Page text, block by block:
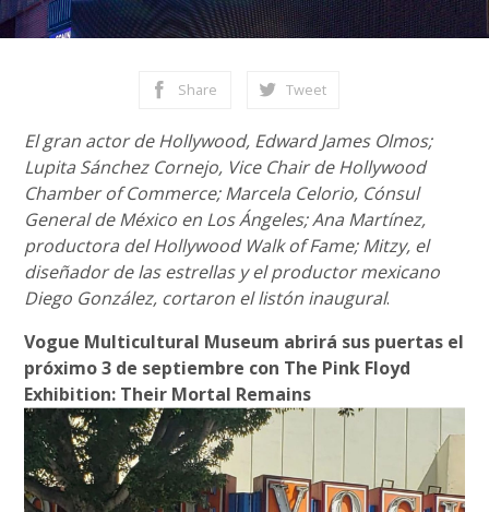
Share Tweet
El gran actor de Hollywood, Edward James Olmos;
Lupita Sánchez Cornejo, Vice Chair de Hollywood
Chamber of Commerce; Marcela Celorio, Cónsul
General de México en Los Ángeles; Ana Martínez,
productora del Hollywood Walk of Fame; Mitzy, el
diseñador de las estrellas y el productor mexicano
Diego González, cortaron el listón inaugural.
Vogue Multicultural Museum abrirá sus puertas el
próximo 3 de septiembre con The Pink Floyd
Exhibition: Their Mortal Remains